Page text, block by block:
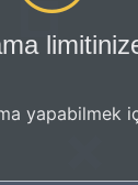
yapabilmek